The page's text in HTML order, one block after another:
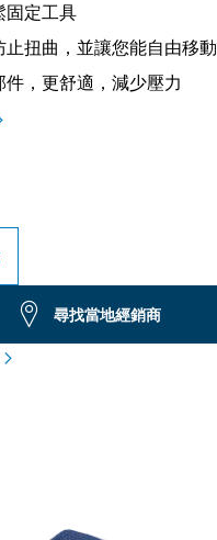
固定工具
止扭曲，並讓您能自由移動
，更舒適，減少壓力
尋找當地經銷商